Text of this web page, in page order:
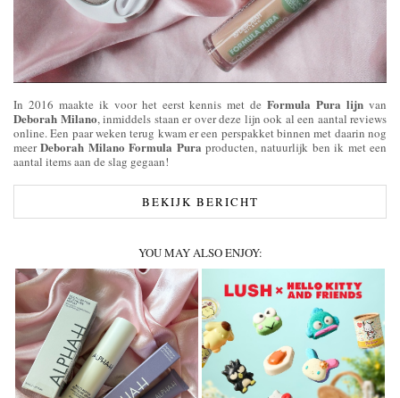
In 2016 maakte ik voor het eerst kennis met deFormula Pura lijn van
Deborah Milano, inmiddels staan er over deze lijn ook al een aantal reviews
online. Een paar weken terug kwam er een perspakket binnen met daarin nog
meerDeborah Milano Formula Pura producten, natuurlijk ben ik met een
aantal items aan de slag gegaan!
BEKIJK BERICHT
YOU MAY ALSO ENJOY: